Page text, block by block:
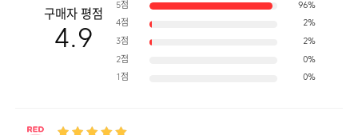
구매자 평점
4.9
5점 96%
4점 2%
3점 2%
2점 0%
1점 0%